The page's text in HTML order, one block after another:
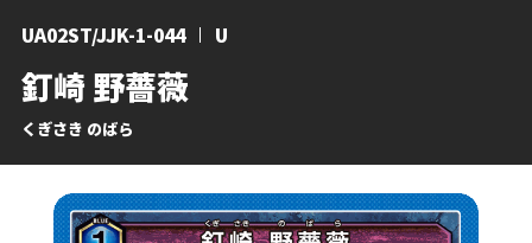
釘崎 野薔薇
くぎさき のばら
UA02ST/JJK-1-044 U